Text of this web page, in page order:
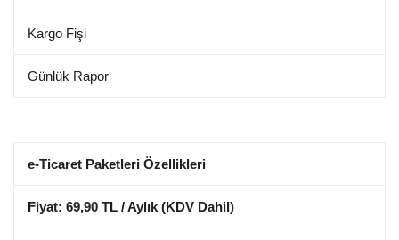
Kargo Fişi
Günlük Rapor
e-Ticaret Paketleri Özellikleri
Fiyat: 69,90 TL / Aylık (KDV Dahil)